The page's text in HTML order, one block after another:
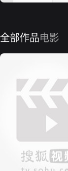
全部作品电影